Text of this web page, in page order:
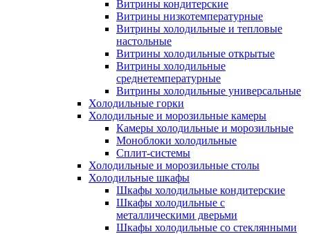
Витрины кондитерские
Витрины низкотемпературные
Витрины холодильные и тепловые
настольные
Витрины холодильные открытые
Витрины холодильные
среднетемпературные
Витрины холодильные универсальные
Холодильные горки
Холодильные и морозильные камеры
Камеры холодильные и морозильные
Моноблоки холодильные
Сплит-системы
Холодильные и морозильные столы
Холодильные шкафы
Шкафы холодильные кондитерские
Шкафы холодильные с
металлическими дверьми
Шкафы холодильные со стеклянными